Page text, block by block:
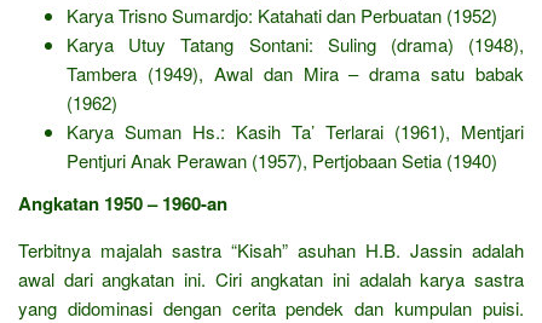
Karya Trisno Sumardjo: Katahati dan Perbuatan (1952)
Karya Utuy Tatang Sontani: Suling (drama) (1948),
Tambera (1949), Awal dan Mira – drama satu babak
(1962)
Karya Suman Hs.: Kasih Ta’ Terlarai (1961), Mentjari
Pentjuri Anak Perawan (1957), Pertjobaan Setia (1940)
Angkatan 1950 – 1960-an
Terbitnya majalah sastra “Kisah” asuhan H.B. Jassin adalah
awal dari angkatan ini. Ciri angkatan ini adalah karya sastra
yang didominasi dengan cerita pendek dan kumpulan puisi.